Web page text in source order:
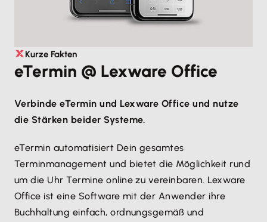
Kurze Fakten
eTermin @ Lexware Office
Verbinde eTermin und Lexware Office und nutze
die Stärken beider Systeme.
eTermin automatisiert Dein gesamtes
Terminmanagement und bietet die Möglichkeit rund
um die Uhr Termine online zu vereinbaren. Lexware
Office ist eine Software mit der Anwender ihre
Buchhaltung einfach, ordnungsgemäß und